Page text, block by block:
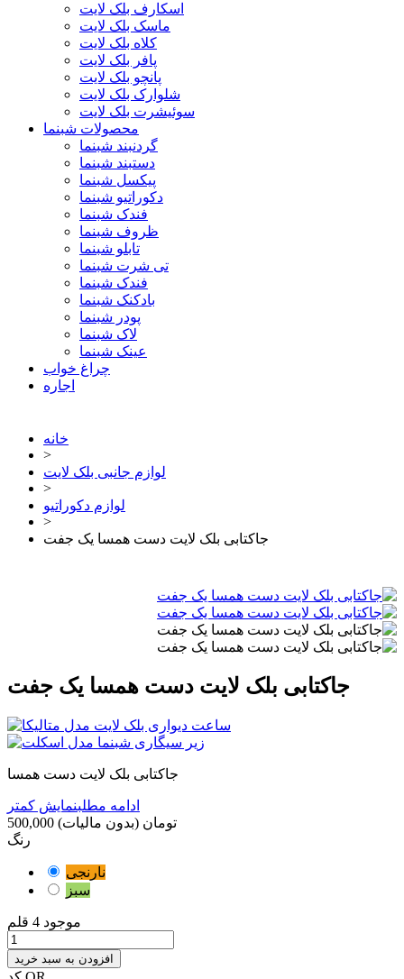
اسکارف بلک لایت
ماسک بلک لایت
کلاه بلک لایت
پافر بلک لایت
پانچو بلک لایت
شلوارک بلک لایت
سوئیشرت بلک لایت
محصولات شبنما
گردنبند شبنما
دستبند شبنما
پیکسل شبنما
دکوراتیو شبنما
فندک شبنما
ظروف شبنما
تابلو شبنما
تی شرت شبنما
فندک شبنما
بادکنک شبنما
پودر شبنما
لاک شبنما
عینک شبنما
چراغ خواب
اجاره
خانه
>
لوازم جانبی بلک لایت
>
لوازم دکوراتیو
>
جاکتابی بلک لایت دست همسا یک جفت
جاکتابی بلک لایت دست همسا یک جفت
جاکتابی بلک لایت دست همسا
ادامه مطلبنمایش کمتر
500,000 تومان (بدون مالیات)
رنگ
نارنجی
سبز
موجود 4 قلم
افزودن به سبد خرید